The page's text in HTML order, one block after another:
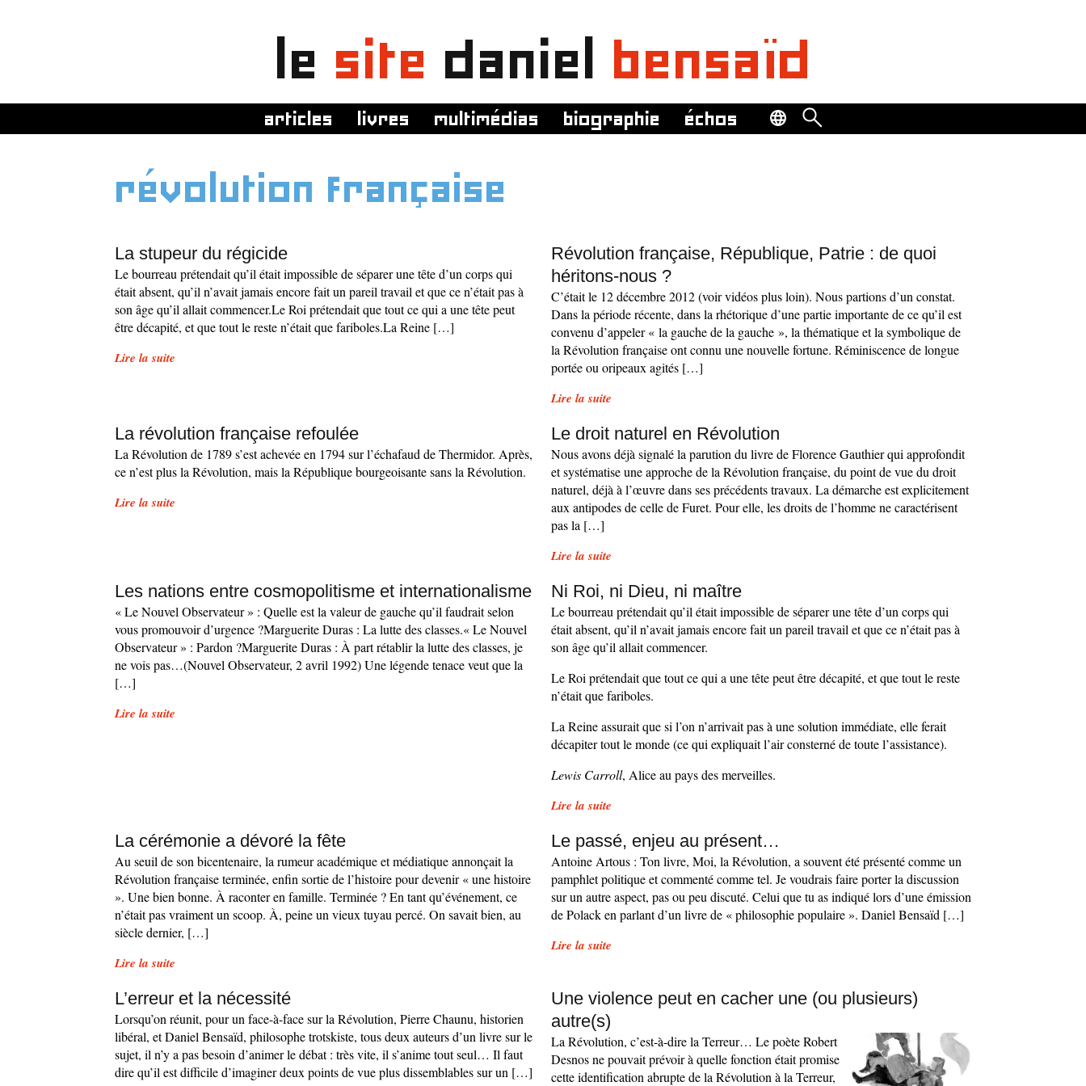
le site daniel bensaïd
articles livres multimédias biographie échos
révolution française
La stupeur du régicide
Le bourreau prétendait qu’il était impossible de séparer une tête d’un corps qui
était absent, qu’il n’avait jamais encore fait un pareil travail et que ce n’était pas à
son âge qu’il allait commencer.Le Roi prétendait que tout ce qui a une tête peut
être décapité, et que tout le reste n’était que fariboles.La Reine […]
Lire la suite
Révolution française, République, Patrie : de quoi
héritons-nous ?
C’était le 12 décembre 2012 (voir vidéos plus loin). Nous partions d’un constat.
Dans la période récente, dans la rhétorique d’une partie importante de ce qu’il est
convenu d’appeler « la gauche de la gauche », la thématique et la symbolique de
la Révolution française ont connu une nouvelle fortune. Réminiscence de longue
portée ou oripeaux agités […]
Lire la suite
La révolution française refoulée
La Révolution de 1789 s’est achevée en 1794 sur l’échafaud de Thermidor. Après,
ce n’est plus la Révolution, mais la République bourgeoisante sans la Révolution.
Lire la suite
Le droit naturel en Révolution
Nous avons déjà signalé la parution du livre de Florence Gauthier qui approfondit
et systématise une approche de la Révolution française, du point de vue du droit
naturel, déjà à l’œuvre dans ses précédents travaux. La démarche est explicitement
aux antipodes de celle de Furet. Pour elle, les droits de l’homme ne caractérisent
pas la […]
Lire la suite
Les nations entre cosmopolitisme et internationalisme
« Le Nouvel Observateur » : Quelle est la valeur de gauche qu’il faudrait selon
vous promouvoir d’urgence ?Marguerite Duras : La lutte des classes.« Le Nouvel
Observateur » : Pardon ?Marguerite Duras : À part rétablir la lutte des classes, je
ne vois pas…(Nouvel Observateur, 2 avril 1992) Une légende tenace veut que la
[…]
Lire la suite
Ni Roi, ni Dieu, ni maître
Le bourreau prétendait qu’il était impossible de séparer une tête d’un corps qui
était absent, qu’il n’avait jamais encore fait un pareil travail et que ce n’était pas à
son âge qu’il allait commencer.
Le Roi prétendait que tout ce qui a une tête peut être décapité, et que tout le reste
n’était que fariboles.
La Reine assurait que si l’on n’arrivait pas à une solution immédiate, elle ferait
décapiter tout le monde (ce qui expliquait l’air consterné de toute l’assistance).
Lewis Carroll, Alice au pays des merveilles.
Lire la suite
La cérémonie a dévoré la fête
Au seuil de son bicentenaire, la rumeur académique et médiatique annonçait la
Révolution française terminée, enfin sortie de l’histoire pour devenir « une histoire
». Une bien bonne. À raconter en famille. Terminée ? En tant qu’événement, ce
n’était pas vraiment un scoop. À, peine un vieux tuyau percé. On savait bien, au
siècle dernier, […]
Lire la suite
Le passé, enjeu au présent…
Antoine Artous : Ton livre, Moi, la Révolution, a souvent été présenté comme un
pamphlet politique et commenté comme tel. Je voudrais faire porter la discussion
sur un autre aspect, pas ou peu discuté. Celui que tu as indiqué lors d’une émission
de Polack en parlant d’un livre de « philosophie populaire ». Daniel Bensaïd […]
Lire la suite
L’erreur et la nécessité
Lorsqu’on réunit, pour un face-à-face sur la Révolution, Pierre Chaunu, historien
libéral, et Daniel Bensaïd, philosophe trotskiste, tous deux auteurs d’un livre sur le
sujet, il n’y a pas besoin d’animer le débat : très vite, il s’anime tout seul… Il faut
dire qu’il est difficile d’imaginer deux points de vue plus dissemblables sur un […]
Une violence peut en cacher une (ou plusieurs)
autre(s)
La Révolution, c’est-à-dire la Terreur… Le poète Robert
Desnos ne pouvait prévoir à quelle fonction était promise
cette identification abrupte de la Révolution à la Terreur,